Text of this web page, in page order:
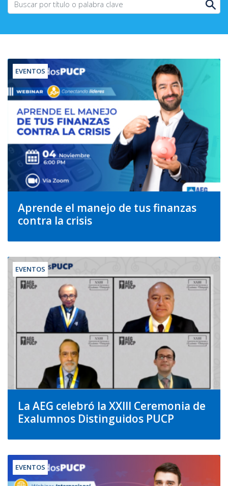
EVENTOS
Aprende el manejo de tus finanzas
contra la crisis
EVENTOS
La AEG celebró la XXIII Ceremonia de
Exalumnos Distinguidos PUCP
EVENTOS